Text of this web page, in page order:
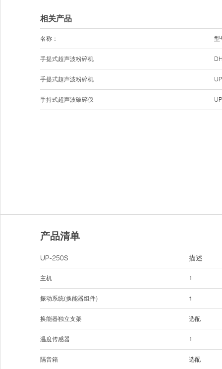
相关产品
名称： 型
手提式超声波粉碎机
手提式超声波粉碎机
手持式超声波破碎仪
产品清单
UP-250S
主机
振动系统(换能器组件)
换能器独立支架
温度传感器
隔音箱
描述
1
1
选配
1
选配